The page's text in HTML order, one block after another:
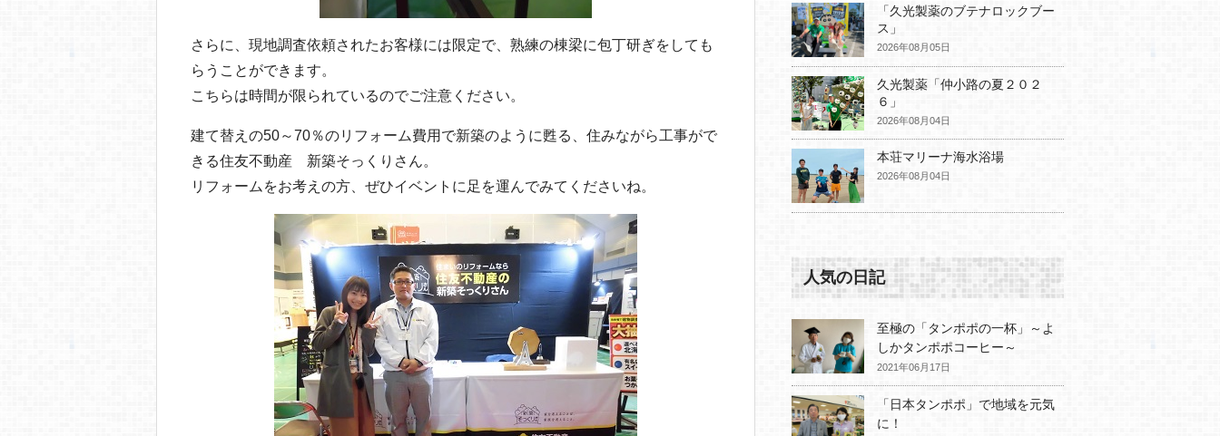
さらに、現地調査依頼されたお客様には限定で、熟練の棟梁に包丁研ぎをしても
らうことができます。
こちらは時間が限られているのでご注意ください。
建て替えの50～70％のリフォーム費用で新築のように甦る、住みながら工事がで
きる住友不動産 新築そっくりさん。
リフォームをお考えの方、ぜひイベントに足を運んでみてくださいね。
「久光製薬のブテナロックブー
ス」
2026年08月05日
久光製薬「仲小路の夏２０２
６」
2026年08月04日
本荘マリーナ海水浴場
2026年08月04日
人気の日記
至極の「タンポポの一杯」～よ
しかタンポポコーヒー～
2021年06月17日
「日本タンポポ」で地域を元気
に！